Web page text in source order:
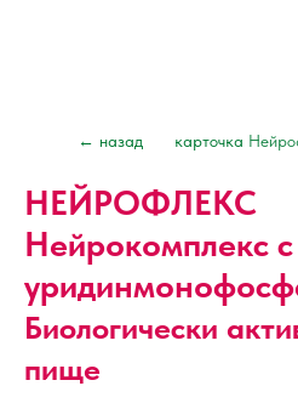
карточка
← назад
НЕЙРОФЛЕКС
Нейрокомплекс с
Биологически
пище